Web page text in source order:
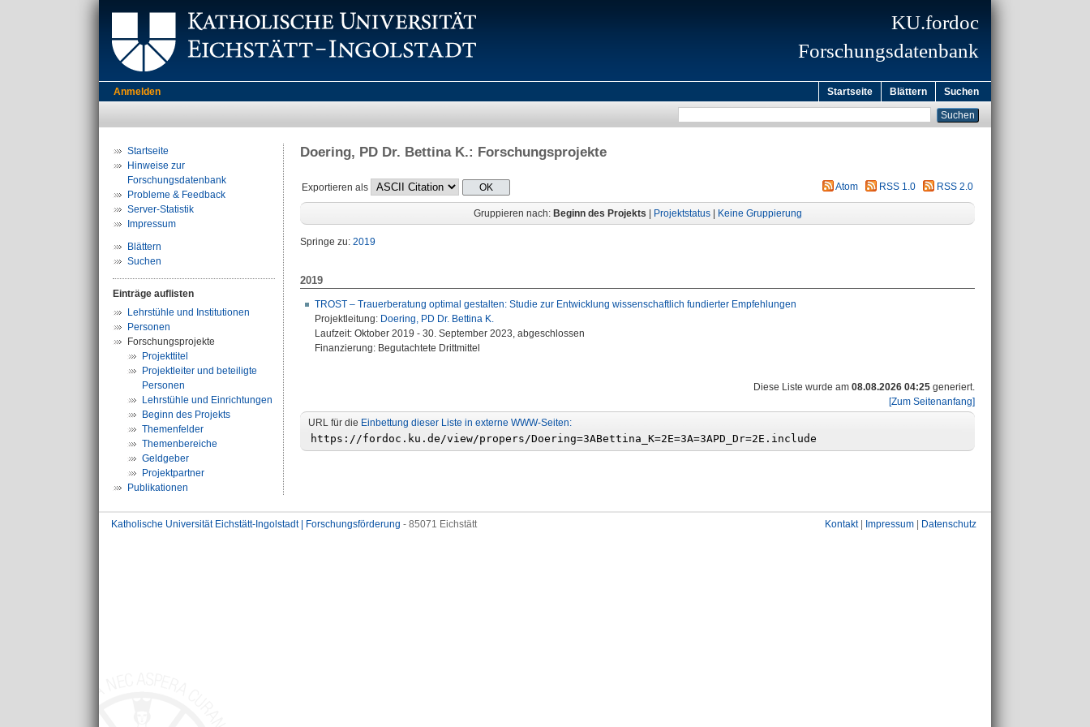
KU.fordoc
Forschungsdatenbank
Anmelden Startseite Blättern Suchen
Startseite
Hinweise zur
Forschungsdatenbank
Probleme & Feedback
Server-Statistik
Impressum
Blättern
Suchen
Einträge auflisten
Lehrstühle und Institutionen
Personen
Forschungsprojekte
Projekttitel
Projektleiter und beteiligte
Personen
Lehrstühle und Einrichtungen
Beginn des Projekts
Themenfelder
Themenbereiche
Geldgeber
Projektpartner
Publikationen
Doering, PD Dr. Bettina K.: Forschungsprojekte
Exportieren als Atom RSS 1.0 RSS 2.0
Gruppieren nach: Beginn des Projekts Projektstatus| Keine Gruppierung
Springe zu: 2019
2019
TROST – Trauerberatung optimal gestalten: Studie zur Entwicklung wissenschaftlich fundierter Empfehlungen
Projektleitung: Doering, PD Dr. Bettina K.
Laufzeit: Oktober 2019 - 30. September 2023, abgeschlossen
Finanzierung: Begutachtete Drittmittel
Diese Liste wurde am 08.08.2026 04:25 generiert.
[Zum Seitenanfang]
URL für die Einbettung dieser Liste in externe WWW-Seiten:
Katholische Universität Eichstätt-Ingolstadt | Forschungsförderung - 85071 Eichstätt Kontakt| Impressum Datenschutz